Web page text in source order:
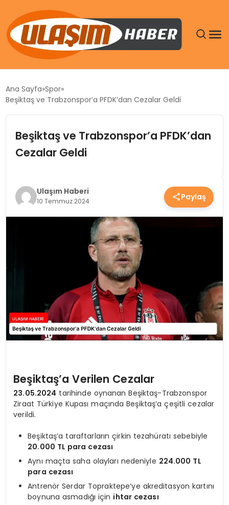
DÜNYA
SPOR
TEKNOLOJI
Ana Sayfa Spor
Beşiktaş ve Trabzonspor’a PFDK’dan Cezalar Geldi
Beşiktaş ve Trabzonspor’a PFDK’dan
Cezalar Geldi
Ulaşım Haberi
10 Temmuz 2024 Paylaş
Beşiktaş’a Verilen Cezalar
23.05.2024 tarihinde oynanan Beşiktaş-Trabzonspor
Ziraat Türkiye Kupası maçında Beşiktaş’a çeşitli cezalar
verildi.
Beşiktaş’a taraftarların çirkin tezahüratı sebebiyle
20.000 TL para cezası
Aynı maçta saha olayları nedeniyle 224.000 TL
para cezası
Antrenör Serdar Topraktepe’ye akreditasyon kartını
boynuna asmadığı için ihtar cezası